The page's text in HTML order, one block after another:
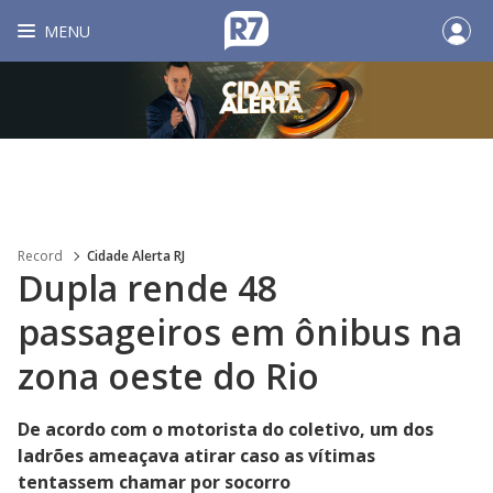
MENU
Record Cidade Alerta RJ
Dupla rende 48
passageiros em ônibus na
zona oeste do Rio
De acordo com o motorista do coletivo, um dos
ladrões ameaçava atirar caso as vítimas
tentassem chamar por socorro